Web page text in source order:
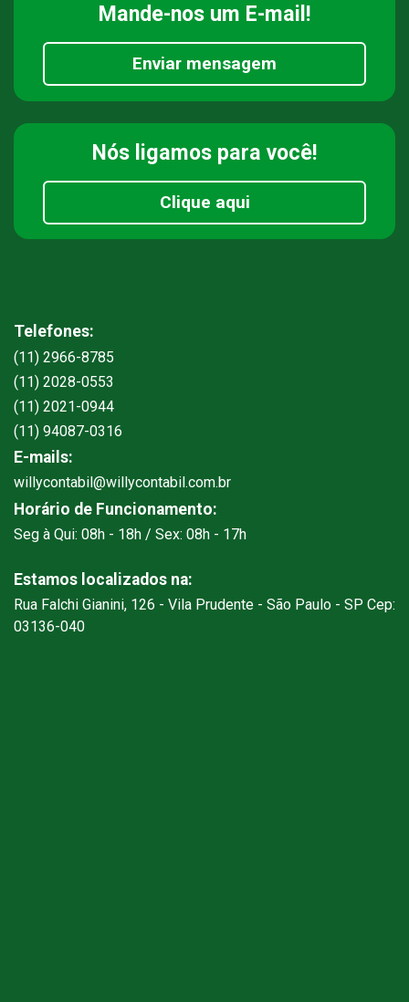
Mande-nos um E-mail!
Enviar mensagem
Nós ligamos para você!
Clique aqui
Telefones:
(11) 2966-8785
(11) 2028-0553
(11) 2021-0944
(11) 94087-0316
E-mails:
willycontabil@willycontabil.com.br
Horário de Funcionamento:
Seg à Qui: 08h - 18h / Sex: 08h - 17h
Estamos localizados na:
Rua Falchi Gianini, 126 - Vila Prudente - São Paulo - SP Cep:
03136-040